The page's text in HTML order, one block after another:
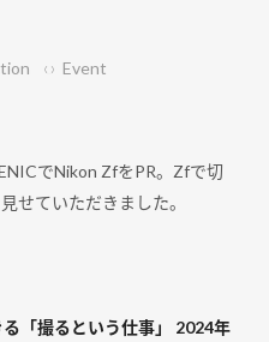
Event
でNikon ZfをPR。Zfで切
せていただきました。
「撮るという仕事」 2024年